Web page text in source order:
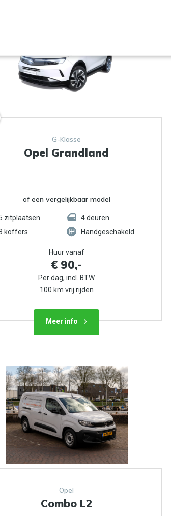
G-Klasse
Opel Grandland
of een vergelijkbaar model
zitplaatsen 4deuren
koffers Handgeschakeld
Huur vanaf
€ 90,-
Per dag, incl. BTW
100 km vrij rijden
Meer info
Opel
Combo L2